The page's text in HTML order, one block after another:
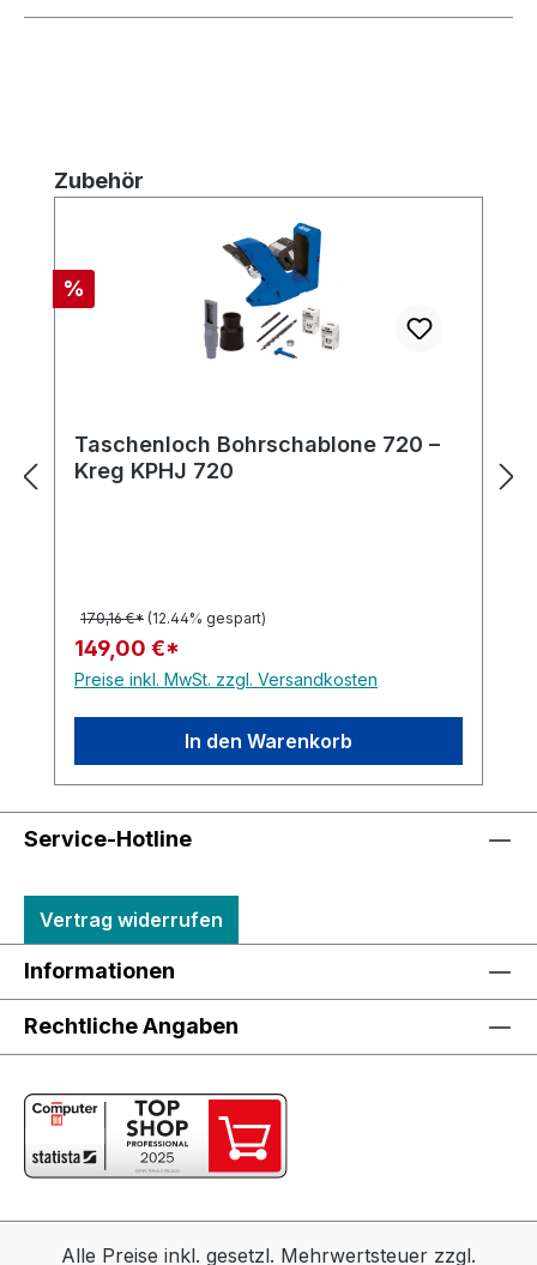
Produktgalerie überspringen
Zubehör
Rabatt
%
Taschenloch Bohrschablone 720 –
Kreg KPHJ 720
170,16 €* (12.44% gespart)
149,00 €*
Preise inkl. MwSt. zzgl. Versandkosten
In den Warenkorb
Service-Hotline
Vertrag widerrufen
Informationen
Rechtliche Angaben
Alle Preise inkl. gesetzl. Mehrwertsteuer zzgl.